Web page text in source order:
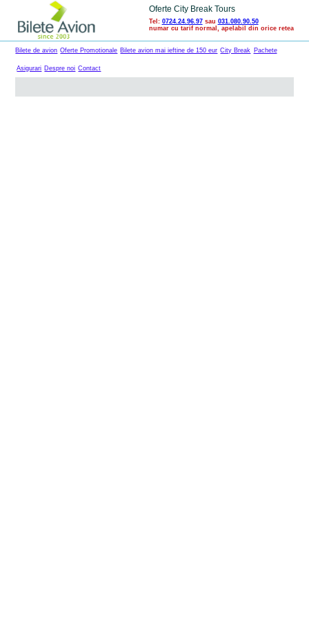
Oferte City Break Tours
Tel: 0724.24.96.97sau 031.080.90.50
numar cu tarif normal, apelabil din orice retea
Bilete de avion Oferte Promotionale Bilete avion mai ieftine de 150 eur City Break Pachete
Asigurari Despre noi Contact